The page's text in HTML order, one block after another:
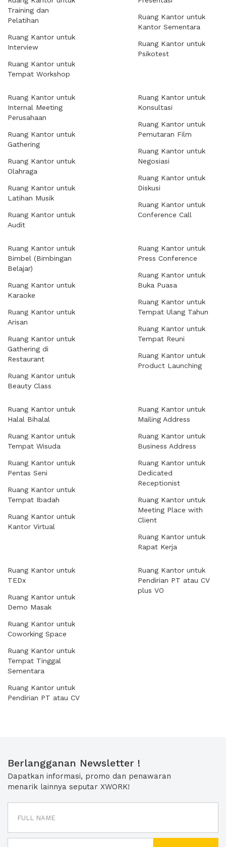
Training dan
Pelatihan
Ruang Kantor untuk
Interview
Ruang Kantor untuk
Tempat Workshop
Ruang Kantor untuk
Kantor Sementara
Ruang Kantor untuk
Psikotest
Ruang Kantor untuk
Internal Meeting
Perusahaan
Ruang Kantor untuk
Gathering
Ruang Kantor untuk
Olahraga
Ruang Kantor untuk
Latihan Musik
Ruang Kantor untuk
Audit
Ruang Kantor untuk
Konsultasi
Ruang Kantor untuk
Pemutaran Film
Ruang Kantor untuk
Negosiasi
Ruang Kantor untuk
Diskusi
Ruang Kantor untuk
Conference Call
Ruang Kantor untuk
Bimbel (Bimbingan
Belajar)
Ruang Kantor untuk
Karaoke
Ruang Kantor untuk
Arisan
Ruang Kantor untuk
Gathering di
Restaurant
Ruang Kantor untuk
Beauty Class
Ruang Kantor untuk
Press Conference
Ruang Kantor untuk
Buka Puasa
Ruang Kantor untuk
Tempat Ulang Tahun
Ruang Kantor untuk
Tempat Reuni
Ruang Kantor untuk
Product Launching
Ruang Kantor untuk
Halal Bihalal
Ruang Kantor untuk
Tempat Wisuda
Ruang Kantor untuk
Pentas Seni
Ruang Kantor untuk
Tempat Ibadah
Ruang Kantor untuk
Kantor Virtual
Ruang Kantor untuk
Mailing Address
Ruang Kantor untuk
Business Address
Ruang Kantor untuk
Dedicated
Receptionist
Ruang Kantor untuk
Meeting Place with
Client
Ruang Kantor untuk
Rapat Kerja
Ruang Kantor untuk
TEDx
Ruang Kantor untuk
Demo Masak
Ruang Kantor untuk
Coworking Space
Ruang Kantor untuk
Tempat Tinggal
Sementara
Ruang Kantor untuk
Pendirian PT atau CV
Ruang Kantor untuk
Pendirian PT atau CV
plus VO
Berlangganan Newsletter !
Dapatkan informasi, promo dan penawaran
menarik lainnya seputar XWORK!